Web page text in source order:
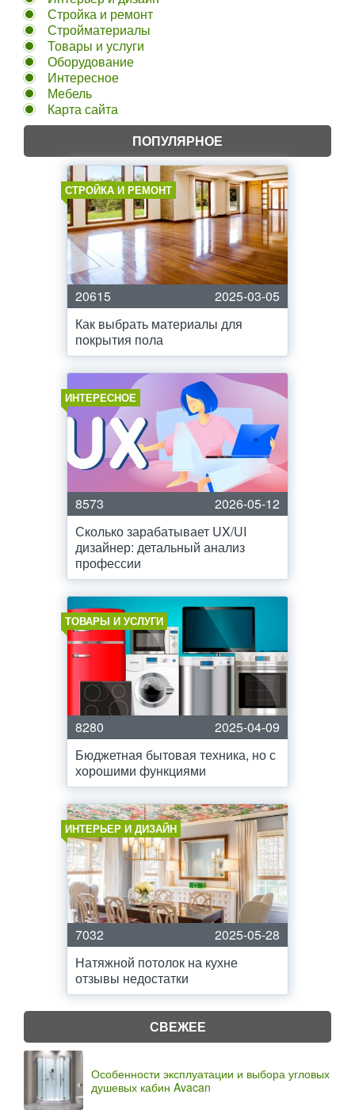
Стройка и ремонт
Стройматериалы
Товары и услуги
Оборудование
Интересное
Мебель
Карта сайта
ПОПУЛЯРНОЕ
СТРОЙКА И РЕМОНТ
20615
2025-03-05
Как выбрать материалы для
покрытия пола
ИНТЕРЕСНОЕ
8573
2026-05-12
Сколько зарабатывает UX/UI
дизайнер: детальный анализ
профессии
ТОВАРЫ И УСЛУГИ
8280
2025-04-09
Бюджетная бытовая техника, но с
хорошими функциями
ИНТЕРЬЕР И ДИЗАЙН
7032
2025-05-28
Натяжной потолок на кухне
отзывы недостатки
СВЕЖЕЕ
Особенности эксплуатации и выбора угловых
душевых кабин Avacan